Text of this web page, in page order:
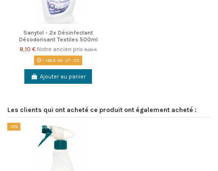
Sanytol - 2x Désinfectant
Désodorisant Textiles 500ml
8,10 € Notre ancien prix 9,00 €
146d. 04:27 :24
Ajouter au panier
Les clients qui ont acheté ce produit ont également acheté :
-10%